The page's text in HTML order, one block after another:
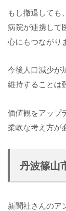
もし撤退しても
病院が連携して
心にもつながり
今後人口減少が
維持することは
価値観をアップ
柔軟な考え方が
丹波篠山
新聞社さんのア